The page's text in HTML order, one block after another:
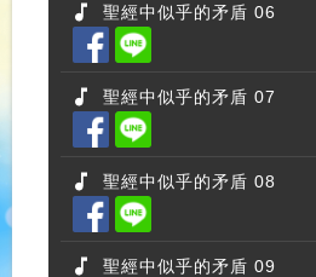
聖經中似乎的矛盾 06
聖經中似乎的矛盾 07
聖經中似乎的矛盾 08
聖經中似乎的矛盾 09